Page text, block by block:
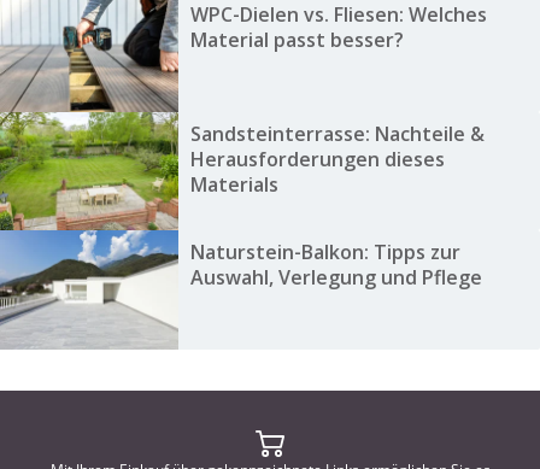
WPC-Dielen vs. Fliesen: Welches
Material passt besser?
Sandsteinterrasse: Nachteile &
Herausforderungen dieses
Materials
Naturstein-Balkon: Tipps zur
Auswahl, Verlegung und Pflege